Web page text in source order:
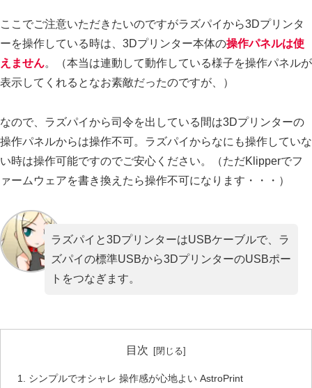
ここでご注意いただきたいのですがラズパイから3Dプリンタ
ーを操作している時は、3Dプリンター本体の操作パネルは使
えません。（本当は連動して動作している様子を操作パネルが
表示してくれるとなお素敵だったのですが、）
なので、ラズパイから司令を出している間は3Dプリンターの
操作パネルからは操作不可。ラズパイからなにも操作していな
い時は操作可能ですのでご安心ください。（ただKlipperでフ
ァームウェアを書き換えたら操作不可になります・・・）
ラズパイと3DプリンターはUSBケーブルで、ラ
ズパイの標準USBから3DプリンターのUSBポー
トをつなぎます。
目次
シンプルでオシャレ 操作感が心地よい AstroPrint